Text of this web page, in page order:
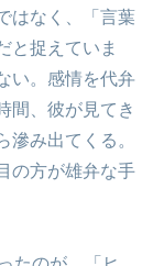
はなく、「言葉
と捉えていま
い。感情を代弁
間、彼が見てき
み出てくる。
の方が雄弁な手